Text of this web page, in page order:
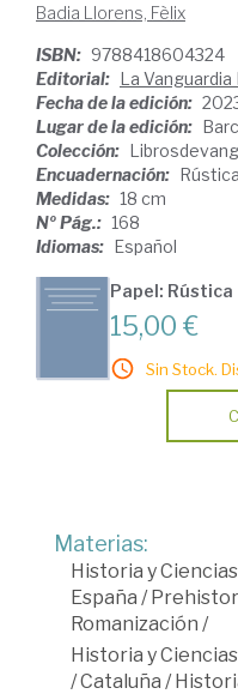
Badia Llorens, Fèlix
ISBN: 9788418604324
Editorial: La Vanguardia
Fecha de la edición:
Lugar de la edición:
Colección:
Encuadernación: Rústica
Medidas: 18 cm
Nº Pág.: 168
Idiomas: Español
Papel: Rústica
15,00 €
Sin Stock.
Materias:
Historia y
España /
Romanización /
Historia y
/Cataluña /